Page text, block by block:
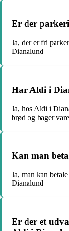
Er der
Ja, der er fri
Dianalund
Har Aldi i
Ja, hos Aldi i
brød og
Kan man
Ja, man kan
Dianalund
Er der et